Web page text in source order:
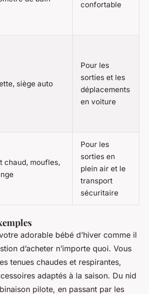
confortable
siège auto
Pour les
sorties et les
déplacements
en voiture
chaud, moufles,
Pour les
sorties en
plein air et le
transport
sécuritaire
adorable bébé d’hiver comme il
d’acheter n’importe quoi. Vous
tenues chaudes et respirantes,
adaptés à la saison. Du nid
pilote, en passant par les